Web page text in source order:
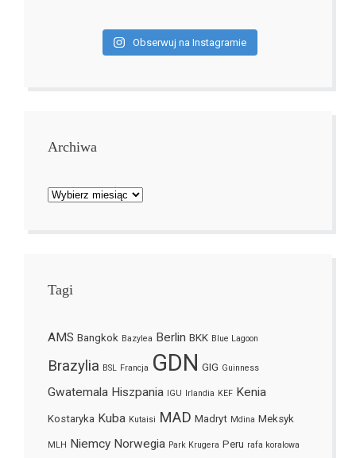
Obserwuj na Instagramie
Archiwa
Archiwa
Tagi
AMS Bangkok Bazylea Berlin BKK Blue Lagoon
Brazylia BSL Francja GDN GIG Guinness
Gwatemala Hiszpania IGU Irlandia KEF Kenia
Kostaryka Kuba Kutaisi MAD Madryt Mdina Meksyk
MLH Niemcy Norwegia Park Krugera Peru rafa koralowa